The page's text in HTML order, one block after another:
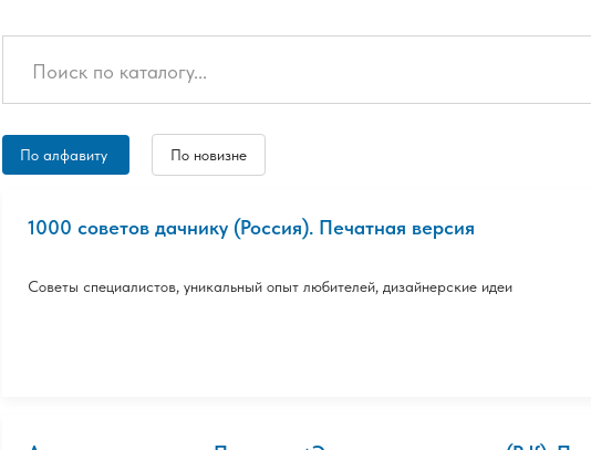
По алфавиту По новизне
1000 советов дачнику (Россия). Печатная версия
Советы специалистов, уникальный опыт любителей, дизайнерские идеи